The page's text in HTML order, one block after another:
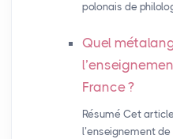
polonais de
Quel
France?
Résumé Cet
l’enseignement